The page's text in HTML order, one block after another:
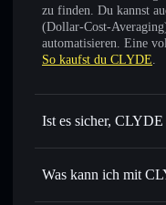
zu finden. Du kannst
(Dollar-Cost-
automatisieren. Eine
So kaufst du CLYDE.
Ist es sicher,
CLYDE
Was kann ich mit
CLYDE